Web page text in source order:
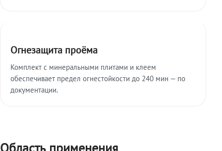
Огнезащита проёма
Комплект с минеральными плитами и клеем
обеспечивает предел огнестойкости до 240 мин — по
документации.